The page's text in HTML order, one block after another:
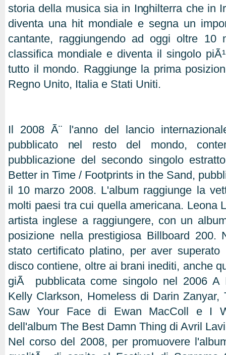
storia della musica sia in Inghilterra che in
diventa una hit mondiale e segna un
cantante, raggiungendo ad oggi oltre 10
classifica mondiale e diventa il singolo
tutto il mondo. Raggiunge la prima
Regno Unito, Italia e Stati Uniti.
Il 2008 Ã¨ l'anno del lancio
pubblicato nel resto del mondo,
pubblicazione del secondo singolo
Better in Time / Footprints in the Sand,
il 10 marzo 2008. L'album raggiunge la
molti paesi tra cui quella americana. Leona
artista inglese a raggiungere, con un
posizione nella prestigiosa Billboard 200.
stato certificato platino, per aver
disco contiene, oltre ai brani inediti, anche
giÃ pubblicata come singolo nel 2006 A
Kelly Clarkson, Homeless di Darin Zanyar,
Saw Your Face di Ewan MacColl e I
dell'album The Best Damn Thing di Avril
Nel corso del 2008, per promuovere